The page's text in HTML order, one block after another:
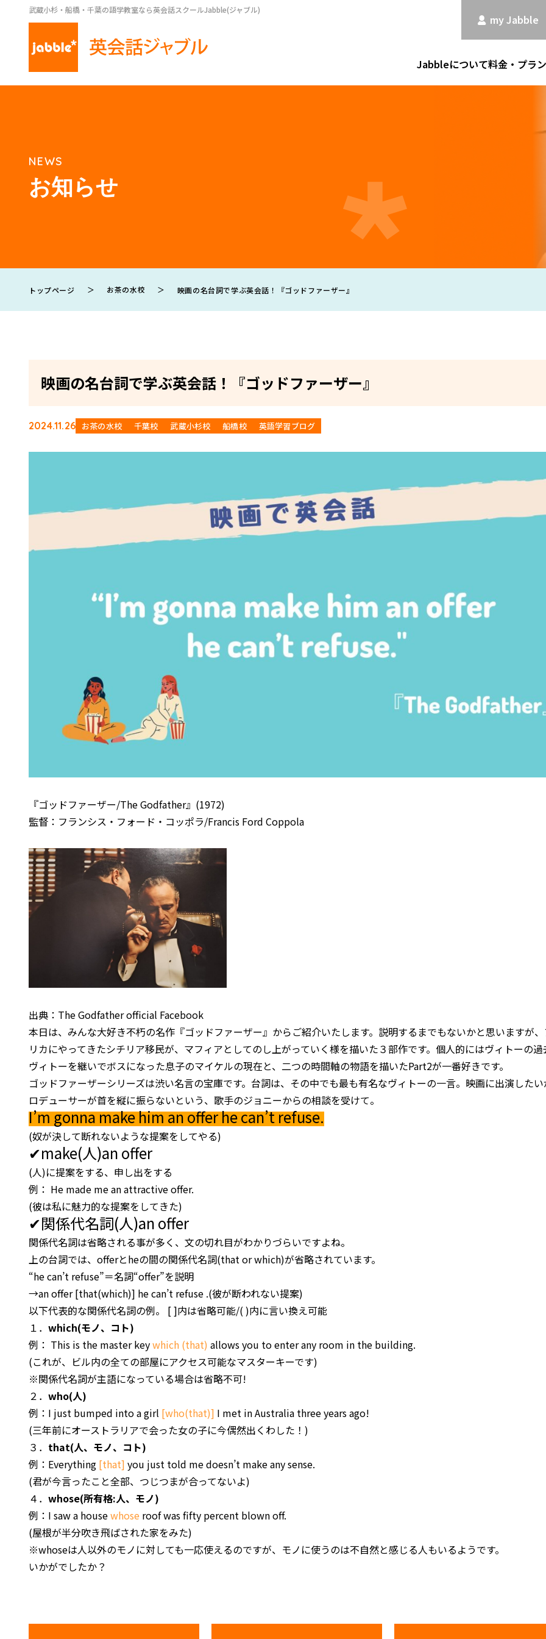
武蔵小杉・船橋・千葉の語学教室なら英会話スクールJabble(ジャブル)
my Jabble
Jabbleについて料金・プラン
NEWS
お知らせ
トップページ ＞ お茶の水校 ＞ 映画の名台詞で学ぶ英会話！『ゴッドファーザー』
映画の名台詞で学ぶ英会話！『ゴッドファーザー』
2024.11.26 お茶の水校 千葉校 武蔵小杉校 船橋校 英語学習ブログ
『ゴッドファーザー/The Godfather』(1972)
監督：フランシス・フォード・コッポラ/Francis Ford Coppola
出典：The Godfather official Facebook
本日は、みんな大好き不朽の名作『ゴッドファーザー』からご紹介いたします。説明するまでもないかと思いますが、
リカにやってきたシチリア移民が、マフィアとしてのし上がっていく様を描いた３部作です。個人的にはヴィトーの過
ヴィトーを継いでボスになった息子のマイケルの現在と、二つの時間軸の物語を描いたPart2が一番好きです。
ゴッドファーザーシリーズは渋い名言の宝庫です。台詞は、その中でも最も有名なヴィトーの一言。映画に出演した
ロデューサーが首を縦に振らないという、歌手のジョニーからの相談を受けて。
I’m gonna make him an offer he can’t refuse.
(奴が決して断れないような提案をしてやる)
✔make(人)an offer
(人)に提案をする、申し出をする
例： He made me an attractive offer.
(彼は私に魅力的な提案をしてきた)
✔関係代名詞(人)an offer
関係代名詞は省略される事が多く、文の切れ目がわかりづらいですよね。
上の台詞では、offerとheの間の関係代名詞(that or which)が省略されています。
“he can’t refuse”＝名詞“offer”を説明
→an offer [that(which)] he can’t refuse .(彼が断われない提案)
以下代表的な関係代名詞の例。 [ ]内は省略可能/( )内に言い換え可能
１． which(モノ、コト)
例： This is the master keywhich (that) allows you to enter any room in the building.
(これが、ビル内の全ての部屋にアクセス可能なマスターキーです)
※関係代名詞が主語になっている場合は省略不可!
２． who(人)
例：I just bumped into a girl [who(that)] I met in Australia three years ago!
(三年前にオーストラリアで会った女の子に今偶然出くわした！)
３． that(人、モノ、コト)
例：Everything [that] you just told me doesn’t make any sense.
(君が今言ったこと全部、つじつまが合ってないよ)
４． whose(所有格:人、モノ)
例：I saw a housewhose roof was fifty percent blown off.
(屋根が半分吹き飛ばされた家をみた)
※whoseは人以外のモノに対しても一応使えるのですが、モノに使うのは不自然と感じる人もいるようです。
いかがでしたか？